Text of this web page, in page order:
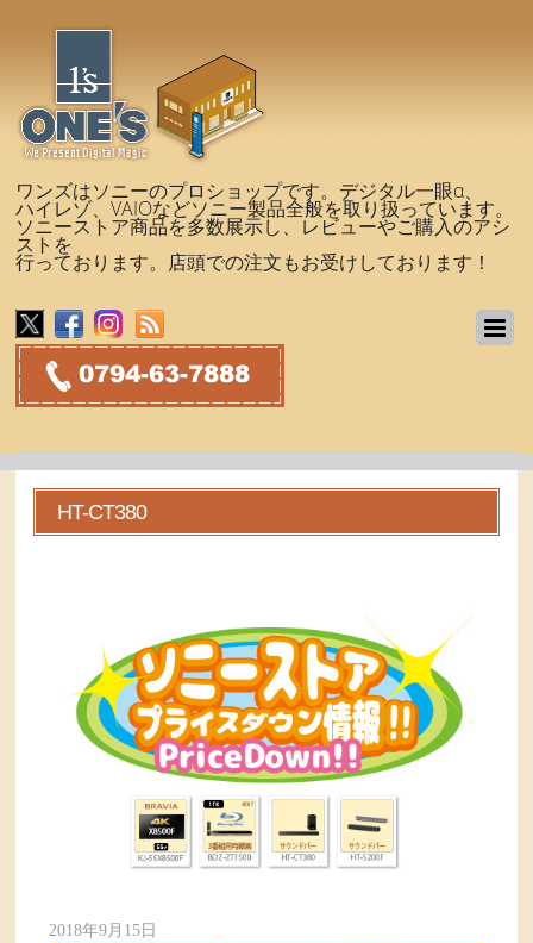
ワンズはソニーのプロショップです。デジタル一眼α、
ハイレゾ、VAIOなどソニー製品全般を取り扱っています。
ソニーストア商品を多数展示し、レビューやご購入のアシ
ストを
行っております。店頭での注文もお受けしております！
HT-CT380
2018年9月15日